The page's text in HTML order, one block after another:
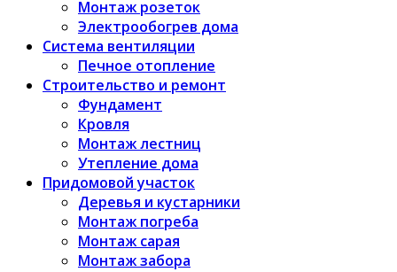
Монтаж розеток
Электрообогрев дома
Система вентиляции
Печное отопление
Строительство и ремонт
Фундамент
Кровля
Монтаж лестниц
Утепление дома
Придомовой участок
Деревья и кустарники
Монтаж погреба
Монтаж сарая
Монтаж забора